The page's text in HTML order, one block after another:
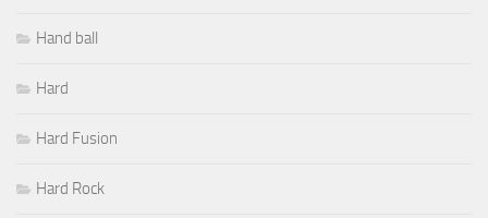
Hand ball
Hard
Hard Fusion
Hard Rock